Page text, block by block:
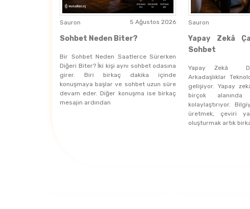
Sauron 5 Ağustos 2026
Sohbet Neden Biter?
Bir Sohbet Neden Saatlerce Sürerken
Diğeri Biter? İki kişi aynı sohbet odasına
girer. Biri birkaç dakika içinde
konuşmaya başlar ve sohbet uzun süre
devam eder. Diğer konuşma ise birkaç
mesajın ardından
Sauron
Yapay Zekâ
Sohbet
Yapay Zekâ
Arkadaşlıklar
gelişiyor. Yapay
birçok alanında
kolaylaştırıyor.
üretmek, çeviri
oluşturmak artık